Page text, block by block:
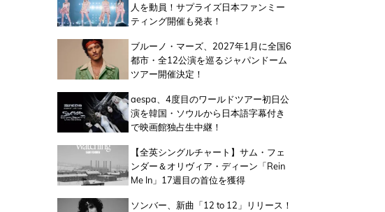
人を動員！サプライズ日本ファンミー
ティング開催も発表！
ブルーノ・マーズ、2027年1月に全国6
都市・全12公演を巡るジャパンドーム
ツアー開催決定！
aespa、4度目のワールドツアー初日公
演を韓国・ソウルから日本語字幕付き
で映画館独占生中継！
【全英シングルチャート】サム・フェ
ンダー＆オリヴィア・ディーン「Rein
Me In」17週目の首位を獲得
ソンバー、新曲「12 to 12」リリース！